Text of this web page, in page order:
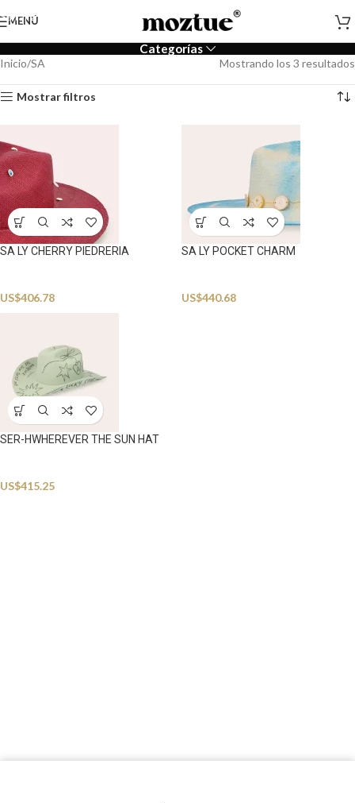
Saltar a la navegación
MENÚ
Categorías
Inicio SA Mostrando los 3 resultados
Mostrar filtros
SA LY CHERRY PIEDRERIA
US$406.78
SA LY POCKET CHARM
US$440.68
SER-HWHEREVER THE SUN HAT
US$415.25